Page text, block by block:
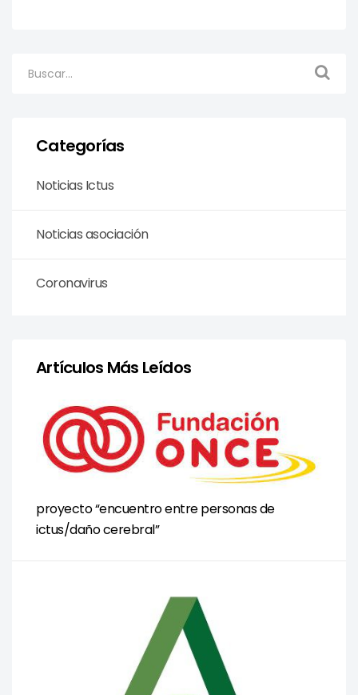
Categorías
Noticias Ictus
Noticias asociación
Coronavirus
Artículos Más Leídos
proyecto “encuentro entre personas de
ictus/daño cerebral”